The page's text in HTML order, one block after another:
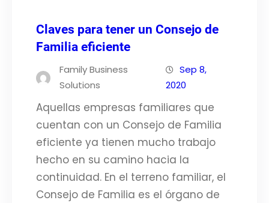
Claves para tener un Consejo de
Familia eficiente
Family Business
Solutions
Sep 8,
2020
Aquellas empresas familiares que
cuentan con un Consejo de Familia
eficiente ya tienen mucho trabajo
hecho en su camino hacia la
continuidad. En el terreno familiar, el
Consejo de Familia es el órgano de